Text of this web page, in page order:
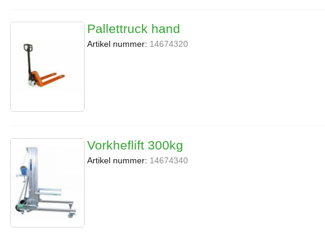
Pallettruck hand
Artikel nummer: 14674320
Vorkheflift 300kg
Artikel nummer: 14674340